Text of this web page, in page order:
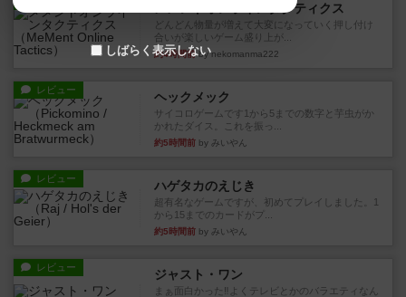
メメントオンラインタクティクス
どんどん物量が増えて大変になっていく押し付け
合いが楽しいゲーム盛り上が...
約4時間前by nekomanma222
レビュー ヘックメック
サイコロゲームです1から5までの数字と芋虫がか
かれたダイス。これを振っ...
約5時間前 by みいやん
レビュー ハゲタカのえじき
超有名なゲームですが、初めてプレイしました。1
から15までのカードがプ...
約5時間前 by みいやん
レビュー ジャスト・ワン
まぁ面白かった‼️よくテレビとかのバラエティなん
しばらく表示しない